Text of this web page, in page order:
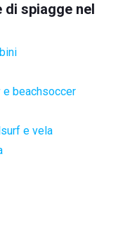
spiagge nel
e beachsoccer
e vela